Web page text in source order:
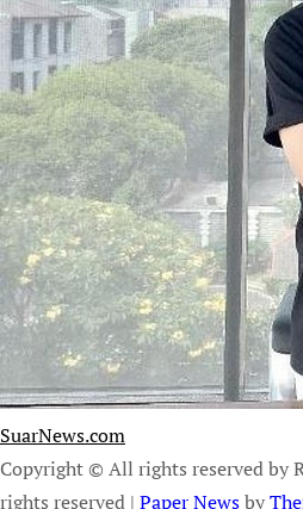
SuarNews.com
Copyright © All rights reserved by
rights reserved | Paper Newsby